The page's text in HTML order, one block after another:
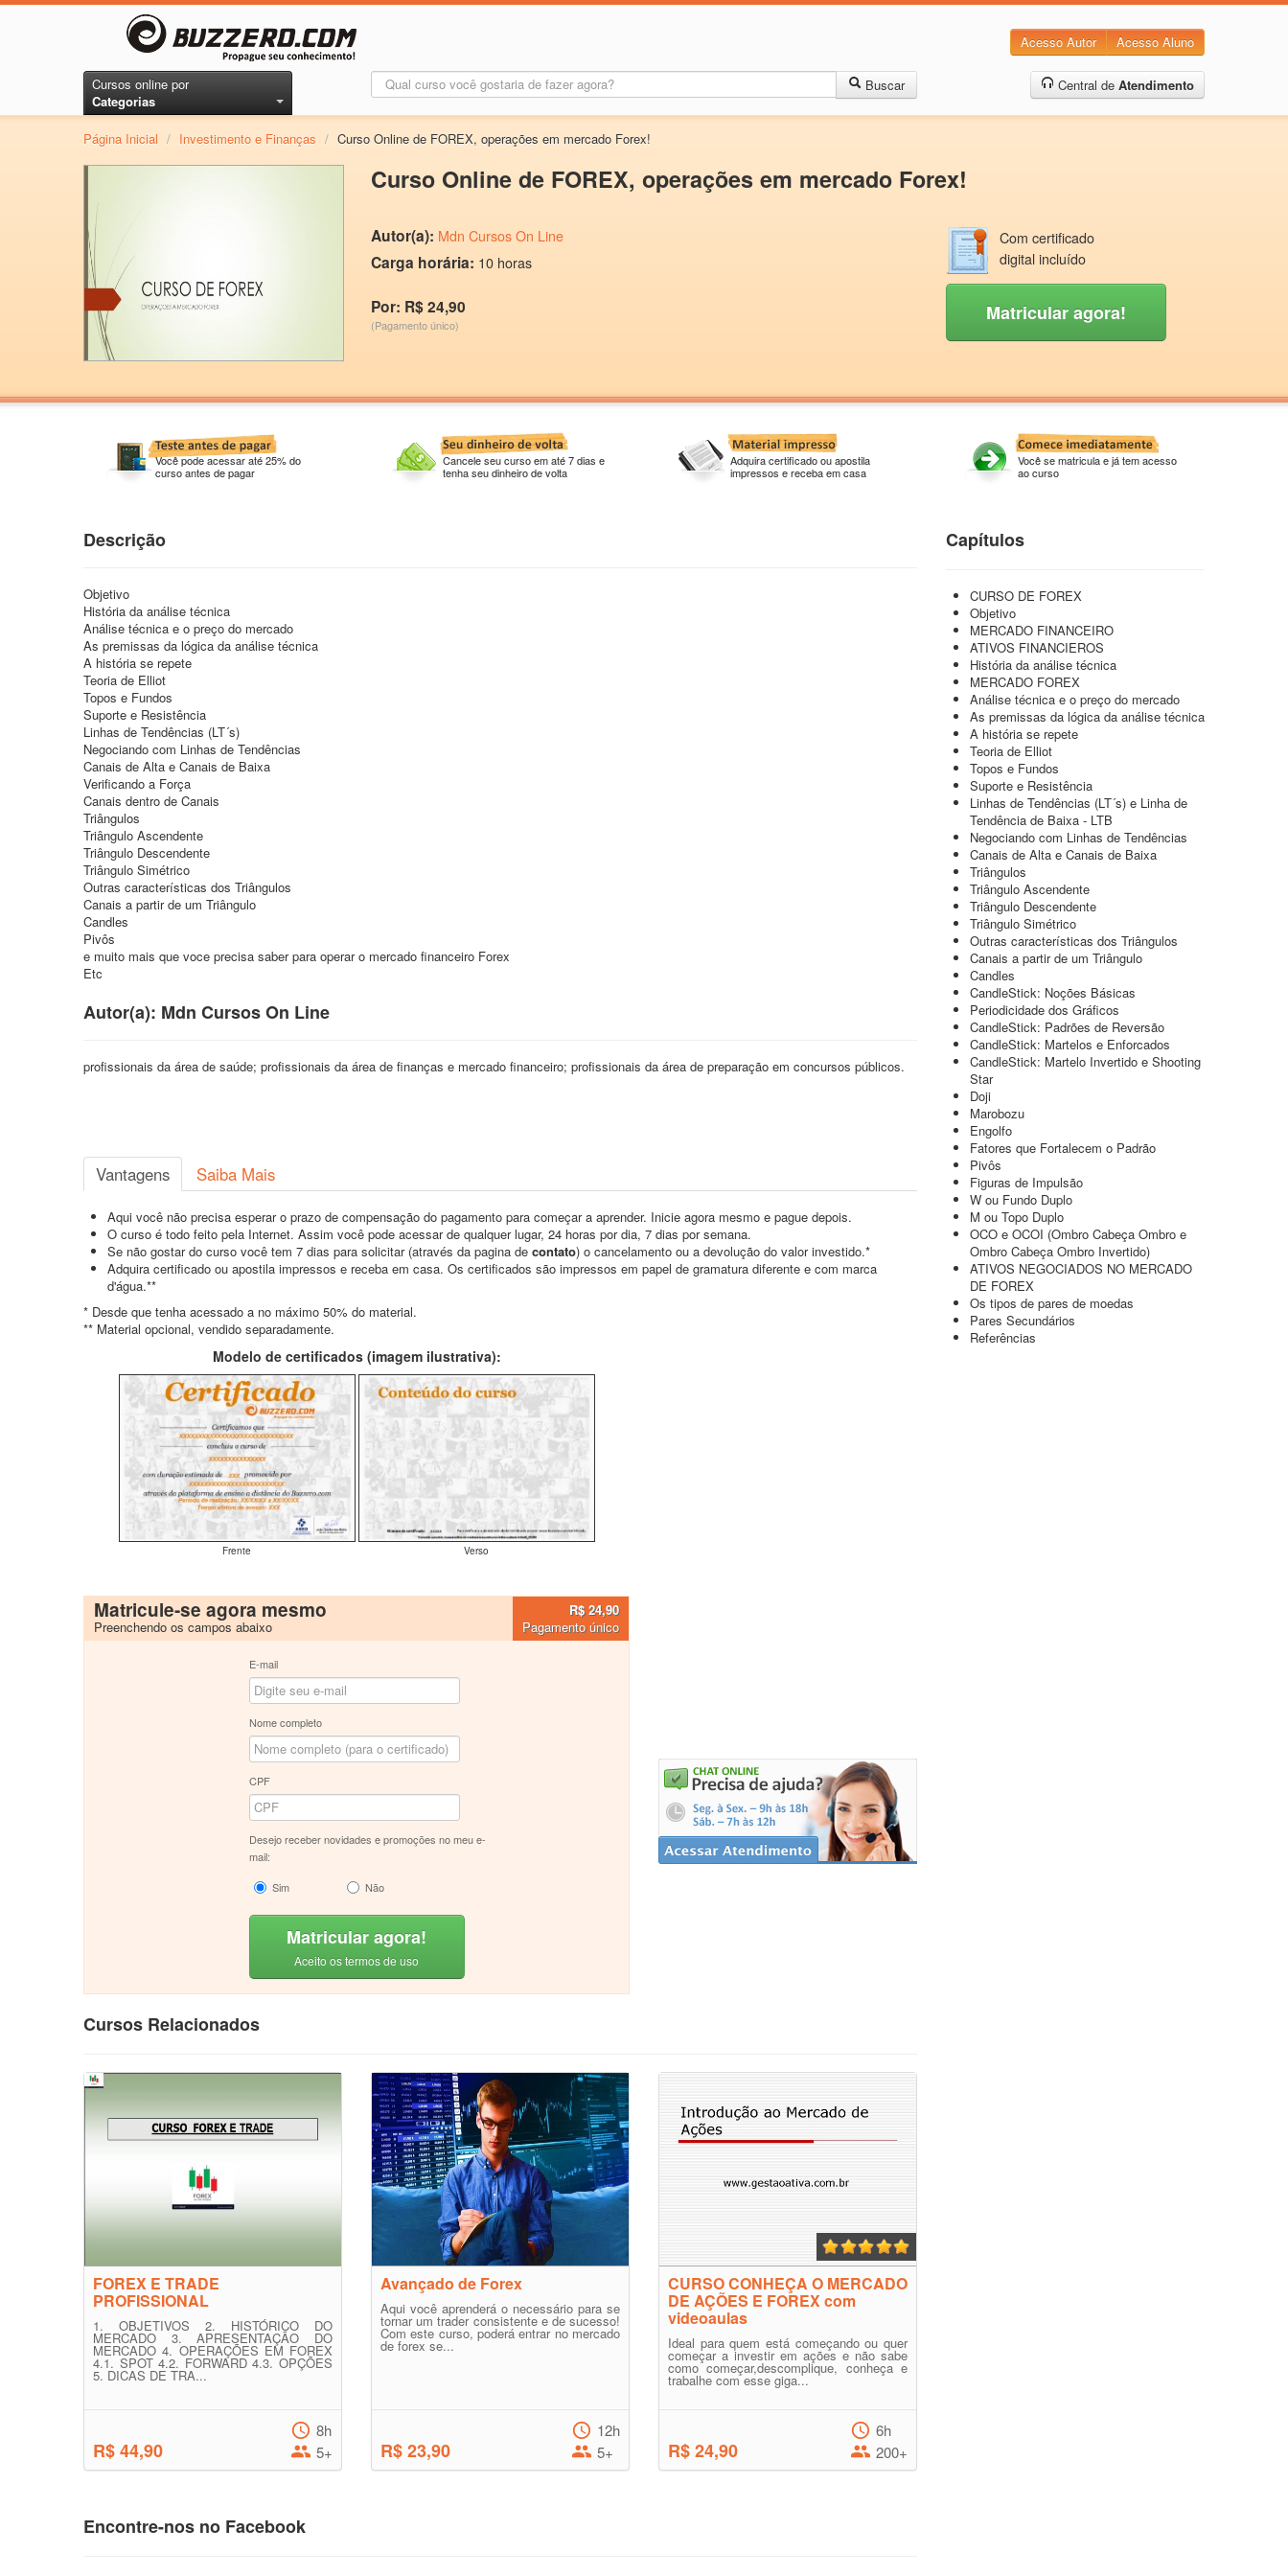
Acesso Autor Acesso Aluno
Cursos online por
Categorias
Buscar Central de Atendimento
Página Inicial / Investimento e Finanças / Curso Online de FOREX, operações em mercado Forex!
Curso Online de FOREX, operações em mercado Forex!
Autor(a): Mdn Cursos On Line
Carga horária: 10 horas
Por: R$ 24,90
(Pagamento único)
Com certificado
digital incluído
Matricular agora!
Você pode acessar até 25% do
curso antes de pagar
Cancele seu curso em até 7 dias e
tenha seu dinheiro de volta
Adquira certificado ou apostila
impressos e receba em casa
Você se matricula e já tem acesso
ao curso
Descrição
Objetivo
História da análise técnica
Análise técnica e o preço do mercado
As premissas da lógica da análise técnica
A história se repete
Teoria de Elliot
Topos e Fundos
Suporte e Resistência
Linhas de Tendências (LT´s)
Negociando com Linhas de Tendências
Canais de Alta e Canais de Baixa
Verificando a Força
Canais dentro de Canais
Triângulos
Triângulo Ascendente
Triângulo Descendente
Triângulo Simétrico
Outras características dos Triângulos
Canais a partir de um Triângulo
Candles
Pivôs
e muito mais que voce precisa saber para operar o mercado financeiro Forex
Etc
Autor(a): Mdn Cursos On Line
profissionais da área de saúde; profissionais da área de finanças e mercado financeiro; profissionais da área de preparação em concursos públicos.
Vantagens Saiba Mais
Aqui você não precisa esperar o prazo de compensação do pagamento para começar a aprender. Inicie agora mesmo e pague depois.
O curso é todo feito pela Internet. Assim você pode acessar de qualquer lugar, 24 horas por dia, 7 dias por semana.
Se não gostar do curso você tem 7 dias para solicitar (através da pagina de contato) o cancelamento ou a devolução do valor investido.*
Adquira certificado ou apostila impressos e receba em casa. Os certificados são impressos em papel de gramatura diferente e com marca
d'água.**
* Desde que tenha acessado a no máximo 50% do material.
** Material opcional, vendido separadamente.
Modelo de certificados (imagem ilustrativa):
Frente Verso
Matricule-se agora mesmo
Preenchendo os campos abaixo
R$ 24,90
Pagamento único
E-mail
Nome completo
CPF
Desejo receber novidades e promoções no meu e-
mail:
Sim
Não
Matricular agora!
Aceito os termos de uso
Cursos Relacionados
FOREX E TRADE
PROFISSIONAL
1. OBJETIVOS 2. HISTÓRICO DO
MERCADO 3. APRESENTAÇÃO DO
MERCADO 4. OPERAÇÕES EM FOREX
4.1. SPOT 4.2. FORWARD 4.3. OPÇÕES
5. DICAS DE TRA...
R$ 44,90
8h
5+
Avançado de Forex
Aqui você aprenderá o necessário para se
tornar um trader consistente e de sucesso!
Com este curso, poderá entrar no mercado
de forex se...
R$ 23,90
12h
5+
CURSO CONHEÇA O MERCADO
DE AÇÕES E FOREX com
videoaulas
Ideal para quem está começando ou quer
começar a investir em ações e não sabe
como começar,descomplique, conheça e
trabalhe com esse giga...
R$ 24,90
6h
200+
Encontre-nos no Facebook
Capítulos
CURSO DE FOREX
Objetivo
MERCADO FINANCEIRO
ATIVOS FINANCIEROS
História da análise técnica
MERCADO FOREX
Análise técnica e o preço do mercado
As premissas da lógica da análise técnica
A história se repete
Teoria de Elliot
Topos e Fundos
Suporte e Resistência
Linhas de Tendências (LT´s) e Linha de
Tendência de Baixa - LTB
Negociando com Linhas de Tendências
Canais de Alta e Canais de Baixa
Triângulos
Triângulo Ascendente
Triângulo Descendente
Triângulo Simétrico
Outras características dos Triângulos
Canais a partir de um Triângulo
Candles
CandleStick: Noções Básicas
Periodicidade dos Gráficos
CandleStick: Padrões de Reversão
CandleStick: Martelos e Enforcados
CandleStick: Martelo Invertido e Shooting
Star
Doji
Marobozu
Engolfo
Fatores que Fortalecem o Padrão
Pivôs
Figuras de Impulsão
W ou Fundo Duplo
M ou Topo Duplo
OCO e OCOI (Ombro Cabeça Ombro e
Ombro Cabeça Ombro Invertido)
ATIVOS NEGOCIADOS NO MERCADO
DE FOREX
Os tipos de pares de moedas
Pares Secundários
Referências